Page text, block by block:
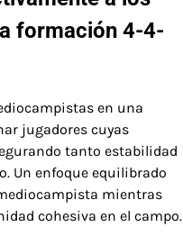
formación 4-4-
en una
jugadores cuyas
tanto estabilidad
Un enfoque equilibrado
mientras
cohesiva en el campo.